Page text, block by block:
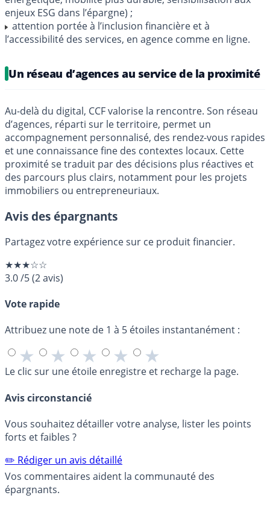
enjeux ESG dans l’épargne) ;
attention portée à l’inclusion financière et à
l’accessibilité des services, en agence comme en ligne.
Un réseau d’agences au service de la proximité
Au-delà du digital, CCF valorise la rencontre. Son réseau
d’agences, réparti sur le territoire, permet un
accompagnement personnalisé, des rendez-vous rapides
et une connaissance fine des contextes locaux. Cette
proximité se traduit par des décisions plus réactives et
des parcours plus clairs, notamment pour les projets
immobiliers ou entrepreneuriaux.
Avis des épargnants
Partagez votre expérience sur ce produit financier.
★★★☆☆
3.0/5(2avis)
Vote rapide
Attribuez une note de 1 à 5 étoiles instantanément :
★ ★ ★ ★ ★
Le clic sur une étoile enregistre et recharge la page.
Avis circonstancié
Vous souhaitez détailler votre analyse, lister les points
forts et faibles ?
✏️ Rédiger un avis détaillé
Vos commentaires aident la communauté des
épargnants.